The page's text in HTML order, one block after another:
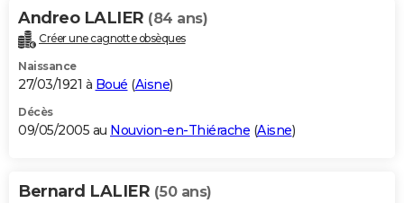
Andreo LALIER (84 ans)
Créer une cagnotte obsèques
Naissance
27/03/1921 à Boué (Aisne)
Décès
09/05/2005 au Nouvion-en-Thiérache (Aisne)
Bernard LALIER (50 ans)